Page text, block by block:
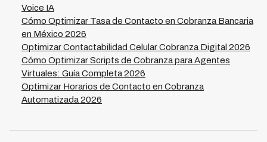
Voice IA
Cómo Optimizar Tasa de Contacto en Cobranza Bancaria
en México 2026
Optimizar Contactabilidad Celular Cobranza Digital 2026
Cómo Optimizar Scripts de Cobranza para Agentes
Virtuales: Guía Completa 2026
Optimizar Horarios de Contacto en Cobranza
Automatizada 2026